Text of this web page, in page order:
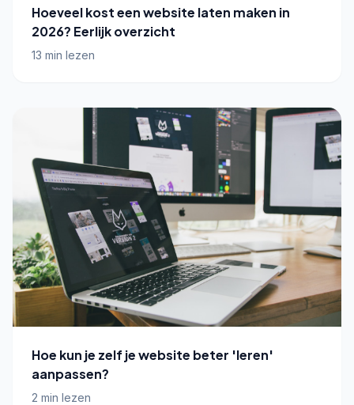
Hoeveel kost een website laten maken in
2026? Eerlijk overzicht
13 min lezen
Hoe kun je zelf je website beter 'leren'
aanpassen?
2 min lezen